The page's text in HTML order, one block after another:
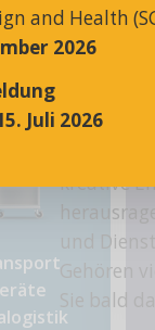
Rund 30
kreative
und
Gehören
Sie bald
and Health
2026
Juli 2026